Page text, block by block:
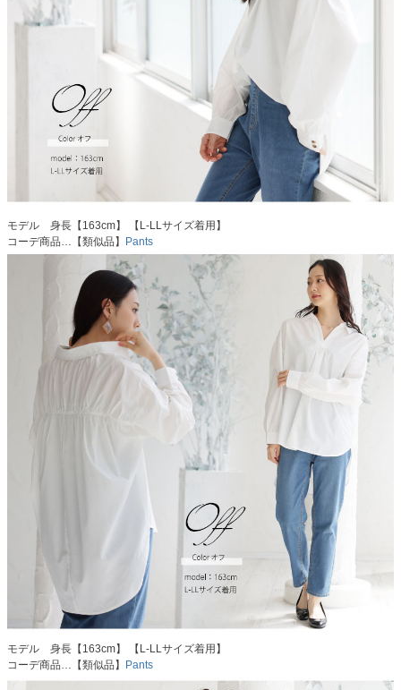
モデル 身長【163cm】 【L-LLサイズ着用】
コーデ商品…【類似品】
Pants
モデル 身長【163cm】 【L-LLサイズ着用】
コーデ商品…【類似品】
Pants